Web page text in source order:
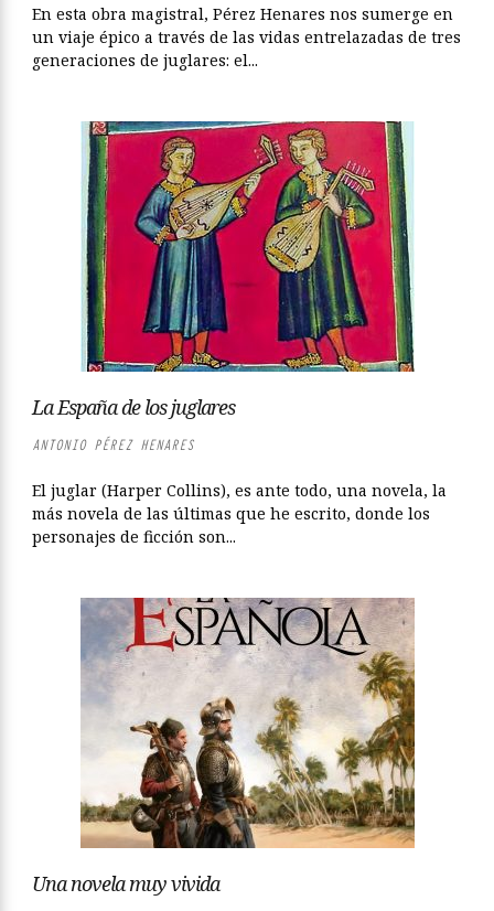
En esta obra magistral, Pérez Henares nos sumerge en
un viaje épico a través de las vidas entrelazadas de tres
generaciones de juglares: el...
La España de los juglares
ANTONIO PÉREZ HENARES
El juglar (Harper Collins), es ante todo, una novela, la
más novela de las últimas que he escrito, donde los
personajes de ficción son...
Una novela muy vivida